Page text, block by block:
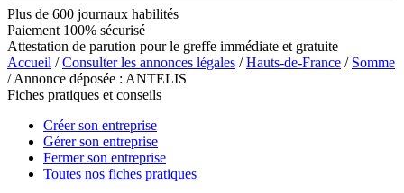
Plus de 600 journaux habilités
Paiement 100% sécurisé
Attestation de parution pour le greffe immédiate et gratuite
Accueil /Consulter les annonces légales /Hauts-de-France / Somme
/ Annonce déposée : ANTELIS
Fiches pratiques et conseils
Créer son entreprise
Gérer son entreprise
Fermer son entreprise
Toutes nos fiches pratiques